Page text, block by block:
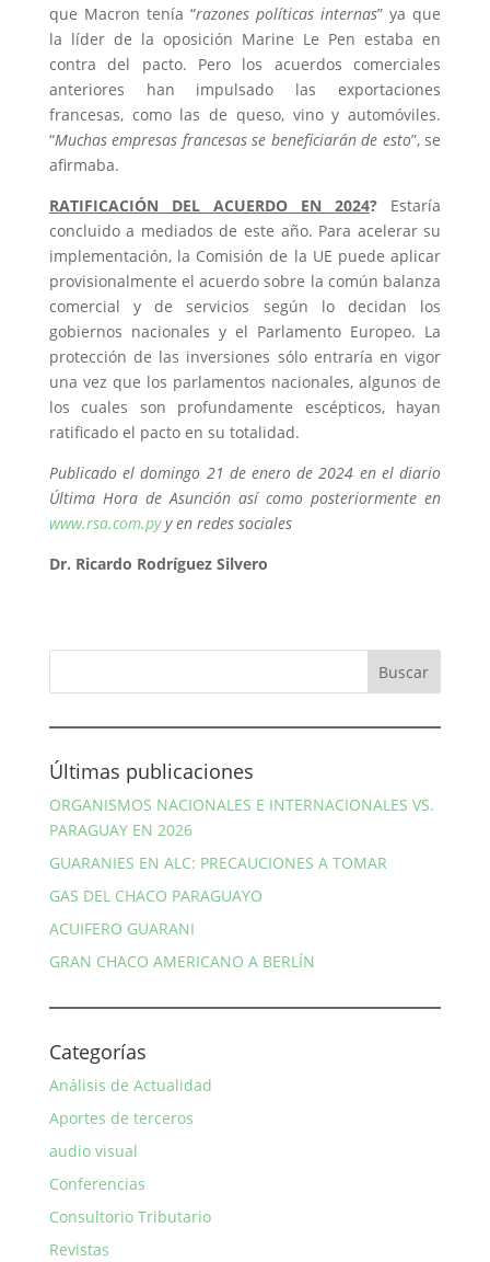
que Macron tenía “razones políticas internas” ya que
la líder de la oposición Marine Le Pen estaba en
contra del pacto. Pero los acuerdos comerciales
anteriores han impulsado las exportaciones
francesas, como las de queso, vino y automóviles.
“Muchas empresas francesas se beneficiarán de esto”, se
afirmaba.
RATIFICACIÓN DEL ACUERDO EN 2024? Estaría
concluido a mediados de este año. Para acelerar su
implementación, la Comisión de la UE puede aplicar
provisionalmente el acuerdo sobre la común balanza
comercial y de servicios según lo decidan los
gobiernos nacionales y el Parlamento Europeo. La
protección de las inversiones sólo entraría en vigor
una vez que los parlamentos nacionales, algunos de
los cuales son profundamente escépticos, hayan
ratificado el pacto en su totalidad.
Publicado el domingo 21 de enero de 2024 en el diario
Última Hora de Asunción así como posteriormente en
www.rsa.com.pyy en redes sociales
Dr. Ricardo Rodríguez Silvero
Últimas publicaciones
ORGANISMOS NACIONALES E INTERNACIONALES VS.
PARAGUAY EN 2026
GUARANIES EN ALC: PRECAUCIONES A TOMAR
GAS DEL CHACO PARAGUAYO
ACUIFERO GUARANI
GRAN CHACO AMERICANO A BERLÍN
Categorías
Análisis de Actualidad
Aportes de terceros
audio visual
Conferencias
Consultorio Tributario
Revistas